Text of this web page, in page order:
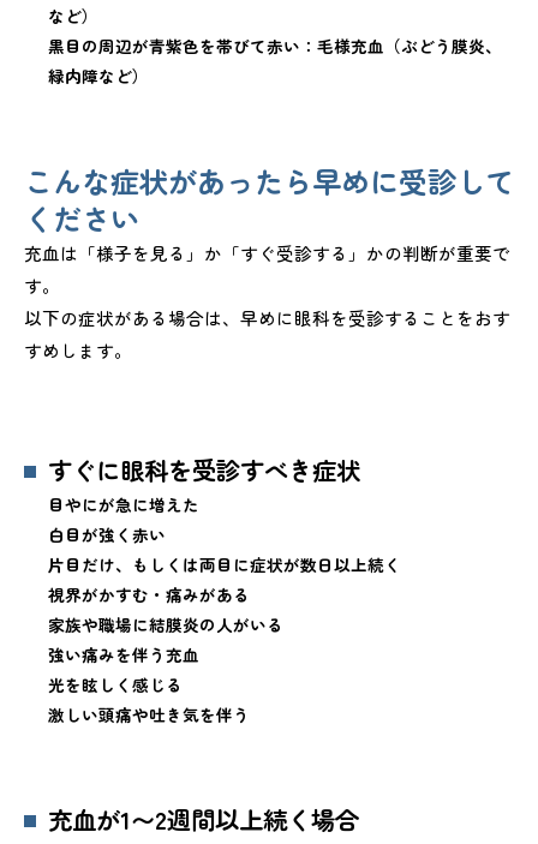
など）
黒目の周辺が青紫色を帯びて赤い：毛様充血（ぶどう膜炎、
緑内障など）
こんな症状があったら早めに受診して
ください
充血は「様子を見る」か「すぐ受診する」かの判断が重要で
す。
以下の症状がある場合は、早めに眼科を受診することをおす
すめします。
すぐに眼科を受診すべき症状
目やにが急に増えた
白目が強く赤い
片目だけ、もしくは両目に症状が数日以上続く
視界がかすむ・痛みがある
家族や職場に結膜炎の人がいる
強い痛みを伴う充血
光を眩しく感じる
激しい頭痛や吐き気を伴う
充血が1〜2週間以上続く場合